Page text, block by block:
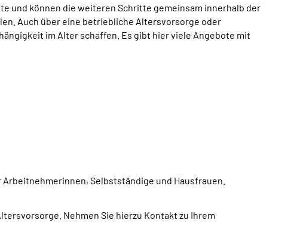
und können die weiteren Schritte gemeinsam innerhalb der
Auch über eine betriebliche Altersvorsorge oder
im Alter schaffen. Es gibt hier viele Angebote mit
Selbstständige und Hausfrauen.
Nehmen Sie hierzu Kontakt zu Ihrem